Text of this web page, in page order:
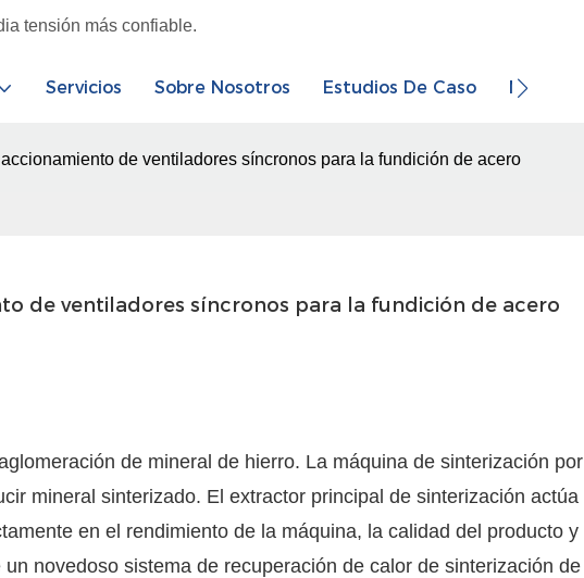
tensión más confiable.
Servicios Sobre Nosotros Estudios De Caso Noticias
de ventiladores síncronos para la fundición de acero
de ventiladores síncronos para la fundición de acero
de mineral de hierro. La máquina de sinterización por
mineral sinterizado. El extractor principal de sinterización actúa
en el rendimiento de la máquina, la calidad del producto y
novedoso sistema de recuperación de calor de sinterización de